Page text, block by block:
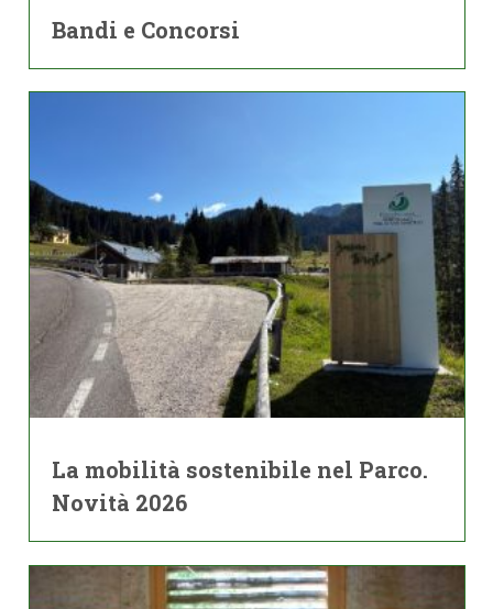
Bandi e Concorsi
La mobilità sostenibile nel Parco.
Novità 2026